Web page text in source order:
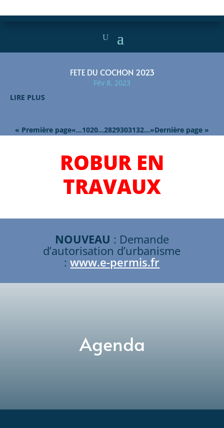
FETE DU COCHON 2023
Fév 8, 2023
LIRE PLUS
« Première page«…1020…2829303132…»Dernière page »
ROBUR EN
TRAVAUX
NOUVEAU : Demande
d’autorisation d’urbanisme
:www.e-permis.fr
Agenda